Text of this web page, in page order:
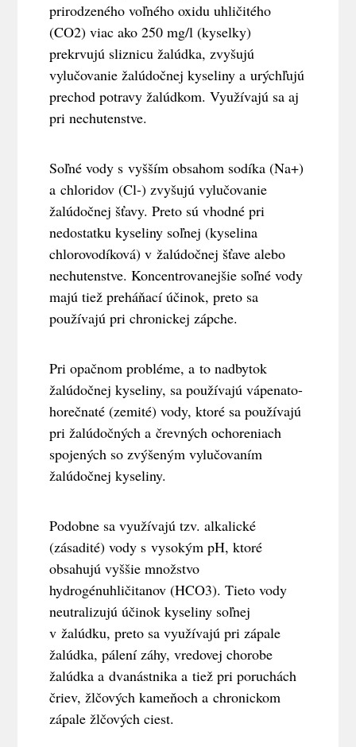
prirodzeného voľného oxidu uhličitého
(CO2) viac ako 250 mg/l (kyselky)
prekrvujú sliznicu žalúdka, zvyšujú
vylučovanie žalúdočnej kyseliny a urýchľujú
prechod potravy žalúdkom. Využívajú sa aj
pri nechutenstve.
Soľné vody s vyšším obsahom sodíka (Na+)
a chloridov (Cl-) zvyšujú vylučovanie
žalúdočnej šťavy. Preto sú vhodné pri
nedostatku kyseliny soľnej (kyselina
chlorovodíková) v žalúdočnej šťave alebo
nechutenstve. Koncentrovanejšie soľné vody
majú tiež preháňací účinok, preto sa
používajú pri chronickej zápche.
Pri opačnom probléme, a to nadbytok
žalúdočnej kyseliny, sa používajú vápenato-
horečnaté (zemité) vody, ktoré sa používajú
pri žalúdočných a črevných ochoreniach
spojených so zvýšeným vylučovaním
žalúdočnej kyseliny.
Podobne sa využívajú tzv. alkalické
(zásadité) vody s vysokým pH, ktoré
obsahujú vyššie množstvo
hydrogénuhličitanov (HCO3). Tieto vody
neutralizujú účinok kyseliny soľnej
v žalúdku, preto sa využívajú pri zápale
žalúdka, pálení záhy, vredovej chorobe
žalúdka a dvanástnika a tiež pri poruchách
čriev, žlčových kameňoch a chronickom
zápale žlčových ciest.